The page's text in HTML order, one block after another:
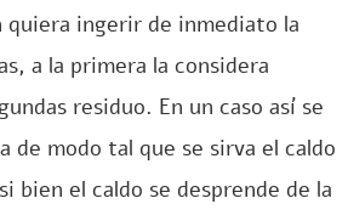
ingerir de inmediato la
a la primera la considera
residuo. En un caso así se
de modo tal que se sirva el caldo
bien el caldo se desprende de la